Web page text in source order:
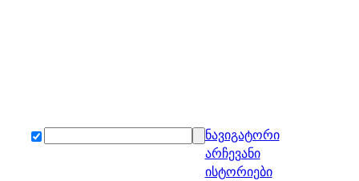
ნავიგატორი
არჩევანი
ისტორიები